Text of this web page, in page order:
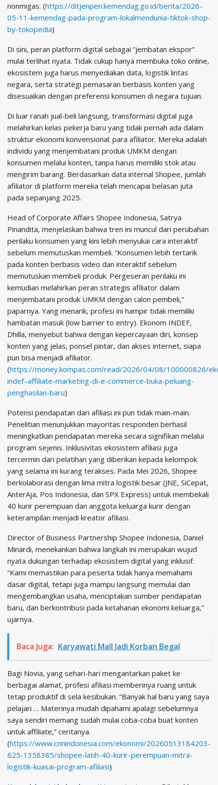
nonmigas. (https://ditjenpen.kemendag.go.id/berita/2026-
05-11-kemendag-pada-program-lokalmendunia-tiktok-shop-
by-tokopedia)
Di sini, peran platform digital sebagai “jembatan ekspor”
mulai terlihat nyata. Tidak cukup hanya membuka toko online,
ekosistem juga harus menyediakan data, logistik lintas
negara, serta strategi pemasaran berbasis konten yang
disesuaikan dengan preferensi konsumen di negara tujuan.
Di luar ranah jual-beli langsung, transformasi digital juga
melahirkan kelas pekerja baru yang tidak pernah ada dalam
struktur ekonomi konvensional: para afiliator. Mereka adalah
individu yang menjembatani produk UMKM dengan
konsumen melalui konten, tanpa harus memiliki stok atau
mengirim barang. Berdasarkan data internal Shopee, jumlah
afiliator di platform mereka telah mencapai belasan juta
pada sepanjang 2025.
Head of Corporate Affairs Shopee Indonesia, Satrya
Pinandita, menjelaskan bahwa tren ini muncul dari perubahan
perilaku konsumen yang kini lebih menyukai cara interaktif
sebelum memutuskan membeli. “Konsumen lebih tertarik
pada konten berbasis video dan interaktif sebelum
memutuskan membeli produk. Pergeseran perilaku ini
kemudian melahirkan peran strategis afiliator dalam
menjembatani produk UMKM dengan calon pembeli,”
paparnya. Yang menarik, profesi ini hampir tidak memiliki
hambatan masuk (low barrier to entry). Ekonom INDEF,
Dhilla, menyebut bahwa dengan kepercayaan diri, konsep
konten yang jelas, ponsel pintar, dan akses internet, siapa
pun bisa menjadi afiliator.
(https://money.kompas.com/read/2026/04/08/100000826/
indef–affiliate-marketing-di-e-commerce-buka-peluang-
penghasilan-baru)
Potensi pendapatan dari afiliasi ini pun tidak main-main.
Penelitian menunjukkan mayoritas responden berhasil
meningkatkan pendapatan mereka secara signifikan melalui
program sejenis. Inklusivitas ekosistem afiliasi juga
tercermin dari pelatihan yang diberikan kepada kelompok
yang selama ini kurang terakses. Pada Mei 2026, Shopee
berkolaborasi dengan lima mitra logistik besar (JNE, SiCepat,
AnterAja, Pos Indonesia, dan SPX Express) untuk membekali
40 kurir perempuan dan anggota keluarga kurir dengan
keterampilan menjadi kreator afiliasi.
Director of Business Partnership Shopee Indonesia, Daniel
Minardi, menekankan bahwa langkah ini merupakan wujud
nyata dukungan terhadap ekosistem digital yang inklusif.
“Kami memastikan para peserta tidak hanya memahami
dasar digital, tetapi juga mampu langsung memulai dan
mengembangkan usaha, menciptakan sumber pendapatan
baru, dan berkontribusi pada ketahanan ekonomi keluarga,”
ujarnya.
Baca Juga: Karyawati Mall Jadi Korban Begal
Bagi Novia, yang sehari-hari mengantarkan paket ke
berbagai alamat, profesi afiliasi memberinya ruang untuk
tetap produktif di sela kesibukan. “Banyak hal baru yang saya
pelajari … Materinya mudah dipahami apalagi sebelumnya
saya sendiri memang sudah mulai coba-coba buat konten
untuk affiliate,” ceritanya.
(https://www.cnnindonesia.com/ekonomi/20260513184203-
625-1358385/shopee-latih-40-kurir-perempuan-mitra-
logistik-kuasai-program-afiliasi)